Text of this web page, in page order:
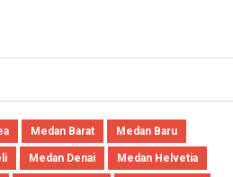
Medan Barat Medan Baru
Medan Denai Medan Helvetia